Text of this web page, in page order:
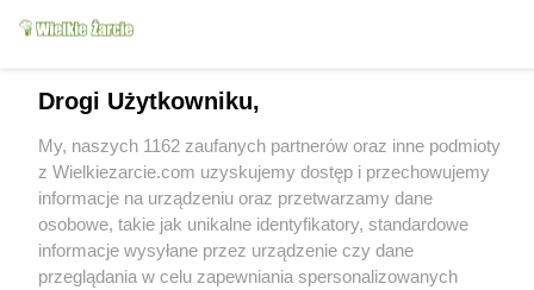
Write to us Terms of use Cookies policy
Drogi Użytkowniku,
My, naszych 1162 zaufanych partnerów oraz inne podmioty
z Wielkiezarcie.com uzyskujemy dostęp i przechowujemy
informacje na urządzeniu oraz przetwarzamy dane
osobowe, takie jak unikalne identyfikatory, standardowe
informacje wysyłane przez urządzenie czy dane
przeglądania w celu zapewniania spersonalizowanych